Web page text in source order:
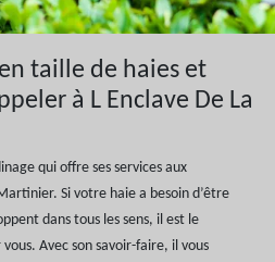
taille de haies et
à L Enclave De La
qui offre ses services aux
Si votre haie a besoin d’être
dans tous les sens, il est le
Avec son savoir-faire, il vous